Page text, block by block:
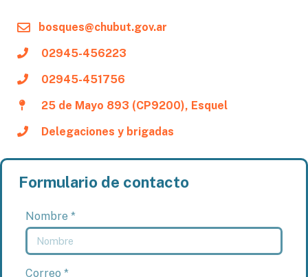
bosques@chubut.gov.ar
02945-456223
02945-451756
25 de Mayo 893 (CP9200), Esquel
Delegaciones y brigadas
Formulario de contacto
Nombre *
Correo *